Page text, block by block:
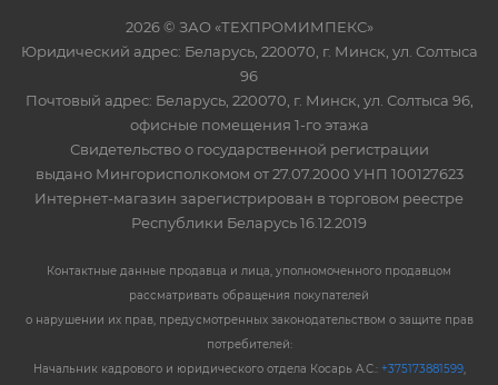
2026 © ЗАО «ТЕХПРОМИМПЕКС»
Юридический адрес: Беларусь, 220070, г. Минск, ул. Солтыса
96
Почтовый адрес: Беларусь, 220070, г. Минск, ул. Солтыса 96,
офисные помещения 1-го этажа
Свидетельство о государственной регистрации
выдано Мингорисполкомом от 27.07.2000 УНП 100127623
Интернет-магазин зарегистрирован в торговом реестре
Республики Беларусь 16.12.2019
Контактные данные продавца и лица, уполномоченного продавцом
рассматривать обращения покупателей
о нарушении их прав, предусмотренных законодательством о защите прав
потребителей:
Начальник кадрового и юридического отдела Косарь А.С.: +375173881599,